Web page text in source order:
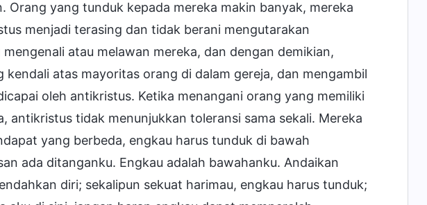
Orang yang tunduk kepada mereka makin banyak, mereka
menjadi terasing dan tidak berani mengutarakan
atau melawan mereka, dan dengan demikian,
atas mayoritas orang di dalam gereja, dan mengambil
oleh antikristus. Ketika menangani orang yang memiliki
antikristus tidak menunjukkan toleransi sama sekali. Mereka
yang berbeda, engkau harus tunduk di bawah
ada ditanganku. Engkau adalah bawahanku. Andaikan
diri; sekalipun sekuat harimau, engkau harus tunduk;